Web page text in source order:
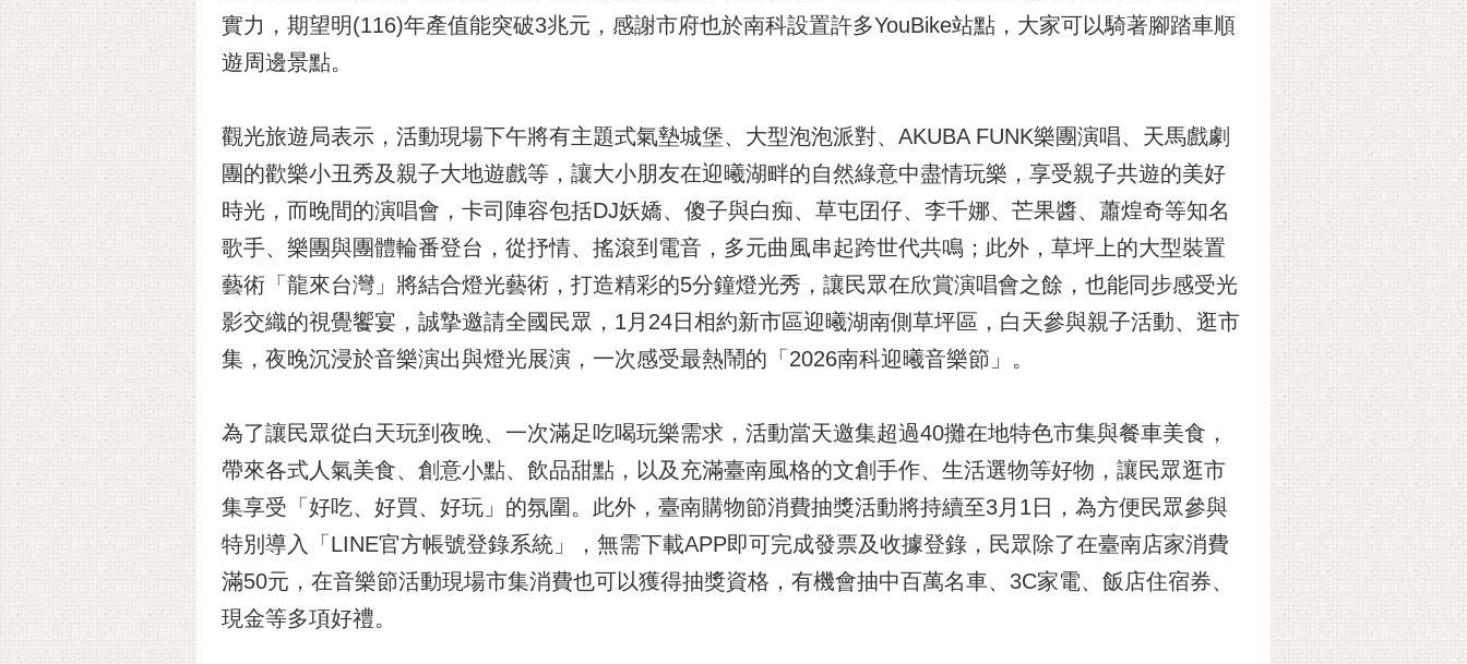
實力，期望明(116)年產值能突破3兆元，感謝市府也於南科設置許多YouBike站點，大家可以騎著腳踏車順
遊周邊景點。
觀光旅遊局表示，活動現場下午將有主題式氣墊城堡、大型泡泡派對、AKUBA FUNK樂團演唱、天馬戲劇
團的歡樂小丑秀及親子大地遊戲等，讓大小朋友在迎曦湖畔的自然綠意中盡情玩樂，享受親子共遊的美好
時光，而晚間的演唱會，卡司陣容包括DJ妖嬌、傻子與白痴、草屯囝仔、李千娜、芒果醬、蕭煌奇等知名
歌手、樂團與團體輪番登台，從抒情、搖滾到電音，多元曲風串起跨世代共鳴；此外，草坪上的大型裝置
藝術「龍來台灣」將結合燈光藝術，打造精彩的5分鐘燈光秀，讓民眾在欣賞演唱會之餘，也能同步感受光
影交織的視覺饗宴，誠摯邀請全國民眾，1月24日相約新市區迎曦湖南側草坪區，白天參與親子活動、逛市
集，夜晚沉浸於音樂演出與燈光展演，一次感受最熱鬧的「2026南科迎曦音樂節」。
為了讓民眾從白天玩到夜晚、一次滿足吃喝玩樂需求，活動當天邀集超過40攤在地特色市集與餐車美食，
帶來各式人氣美食、創意小點、飲品甜點，以及充滿臺南風格的文創手作、生活選物等好物，讓民眾逛市
集享受「好吃、好買、好玩」的氛圍。此外，臺南購物節消費抽獎活動將持續至3月1日，為方便民眾參與
特別導入「LINE官方帳號登錄系統」，無需下載APP即可完成發票及收據登錄，民眾除了在臺南店家消費
滿50元，在音樂節活動現場市集消費也可以獲得抽獎資格，有機會抽中百萬名車、3C家電、飯店住宿券、
現金等多項好禮。